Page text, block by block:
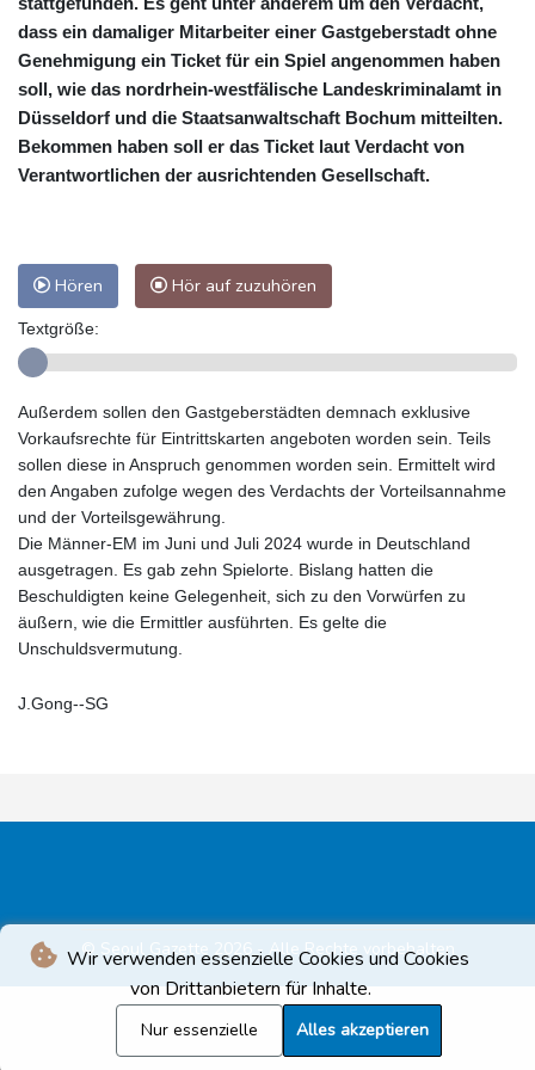
Wir verwenden essenzielle Cookies und Cookies
von Drittanbietern für Inhalte.
Nur essenzielle Alles akzeptieren
dass ein damaliger Mitarbeiter einer Gastgeberstadt ohne
Genehmigung ein Ticket für ein Spiel angenommen haben
soll, wie das nordrhein-westfälische Landeskriminalamt in
Düsseldorf und die Staatsanwaltschaft Bochum mitteilten.
Bekommen haben soll er das Ticket laut Verdacht von
Verantwortlichen der ausrichtenden Gesellschaft.
Hören Hör auf zuzuhören
Textgröße:
Außerdem sollen den Gastgeberstädten demnach exklusive
Vorkaufsrechte für Eintrittskarten angeboten worden sein. Teils
sollen diese in Anspruch genommen worden sein. Ermittelt wird
den Angaben zufolge wegen des Verdachts der Vorteilsannahme
und der Vorteilsgewährung.
Die Männer-EM im Juni und Juli 2024 wurde in Deutschland
ausgetragen. Es gab zehn Spielorte. Bislang hatten die
Beschuldigten keine Gelegenheit, sich zu den Vorwürfen zu
äußern, wie die Ermittler ausführten. Es gelte die
Unschuldsvermutung.
J.Gong--SG
© Seoul Gazette 2026 - Alle Rechte vorbehalten